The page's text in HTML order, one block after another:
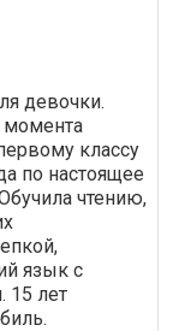
девочки.
момента
классу
по настоящее
чтению,
язык с
15 лет